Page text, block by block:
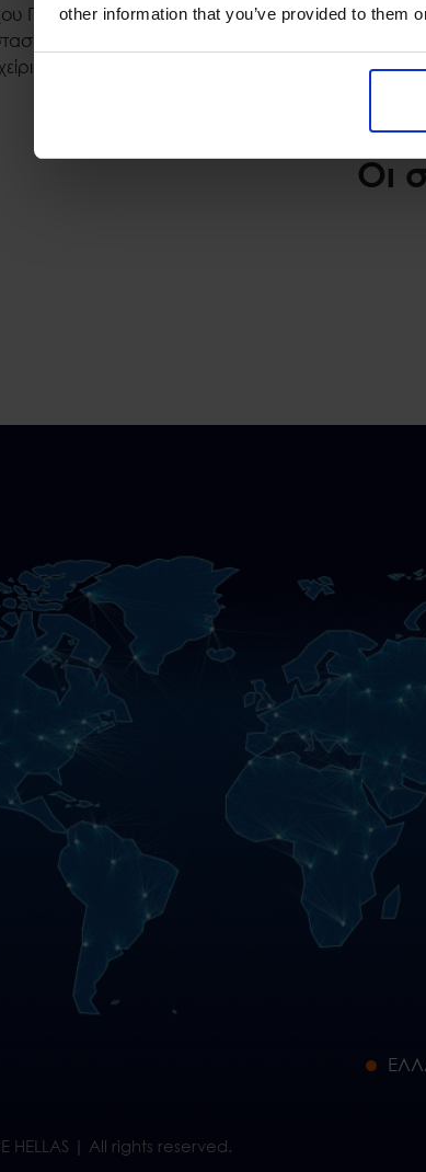
other information that you’ve provided to them
Πρόσβασης
και Ασφάλειας
Συστημάτων Ασφάλειας
Οι
HELLAS | All rights reserved.